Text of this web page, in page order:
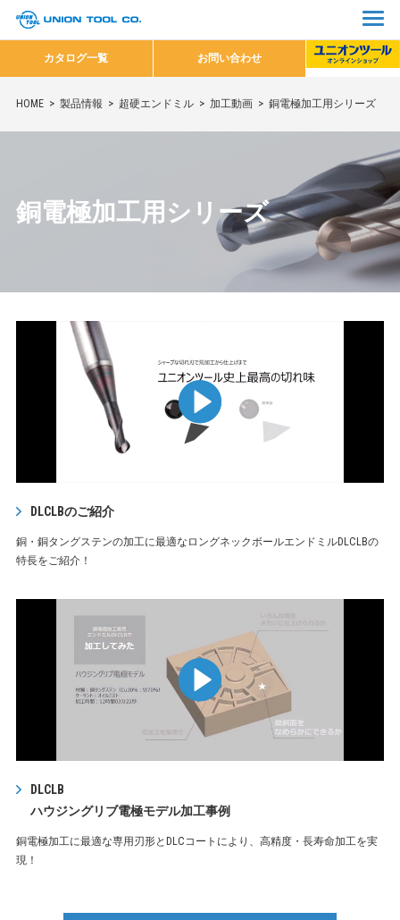
カタログ一覧 お問い合わせ
HOME 製品情報 超硬エンドミル 加工動画 銅電極加工用シリーズ
銅電極加工用シリーズ
DLCLBのご紹介
銅・銅タングステンの加工に最適なロングネックボールエンドミルDLCLBの
特長をご紹介！
DLCLB
ハウジングリブ電極モデル加工事例
銅電極加工に最適な専用刃形とDLCコートにより、高精度・長寿命加工を実
現！